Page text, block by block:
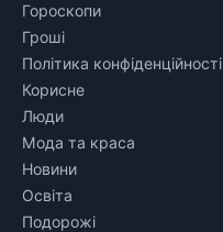
Гороскопи
Гроші
Політика конфіденційності
Корисне
Люди
Мода та краса
Новини
Освіта
Подорожі